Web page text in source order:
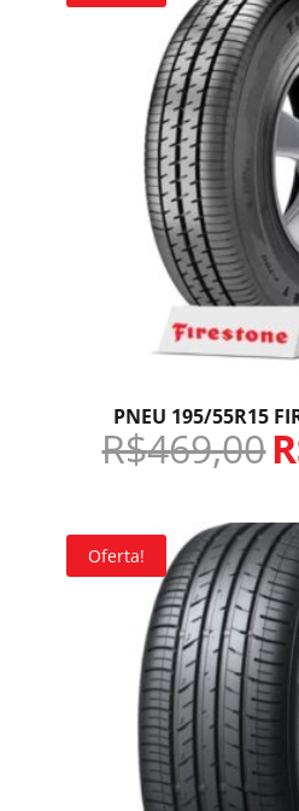
PNEU 195/55R15
R$469,00
Oferta!